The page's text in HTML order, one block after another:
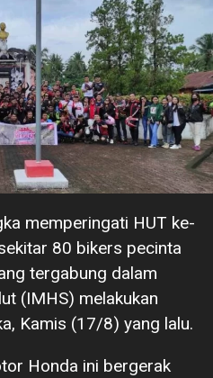
memperingati HUT ke-
80 bikers pecinta
tergabung dalam
(IMHS) melakukan
Kamis (17/8) yang lalu.
Honda ini bergerak